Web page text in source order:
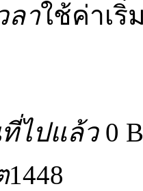
ลาใช้ค่าเริ่
ไปแล้ว0 B
1448